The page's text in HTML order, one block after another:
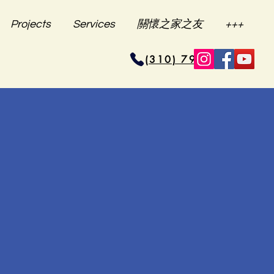
Projects Services 關懷之家之友 +++
(310) 796-6625